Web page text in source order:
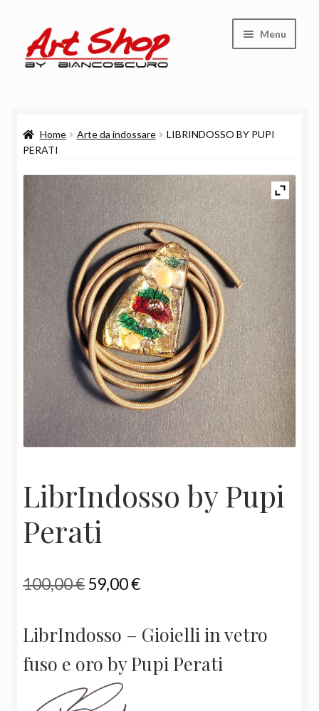
alla
navigazione
al
contenuto
Menu
Carrello
Cassa
Chi siamo
Home Arte da indossare
LIBRINDOSSO BY PUPI
PERATI
LibrIndosso by Pupi
Perati
100,00€ Il
originale
era:
100,00 €.
59,00€Il
attuale
è:
LibrIndosso – Gioielli in vetro
fuso e oro by Pupi Perati